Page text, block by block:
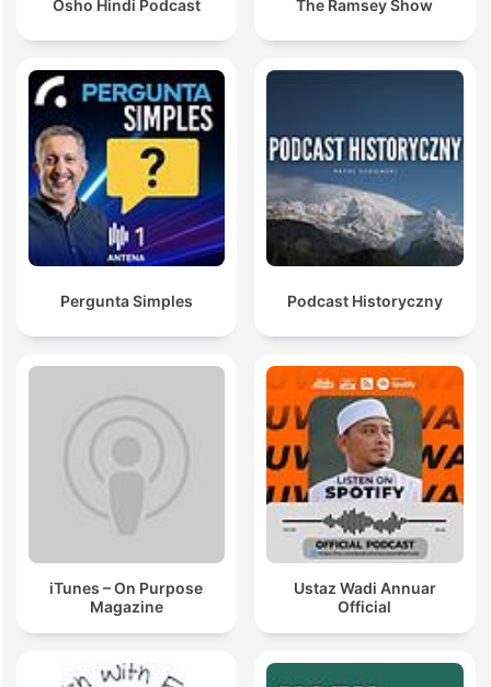
Osho Hindi Podcast The Ramsey Show
Pergunta Simples Podcast Historyczny
iTunes – On Purpose
Magazine
Ustaz Wadi Annuar
Official